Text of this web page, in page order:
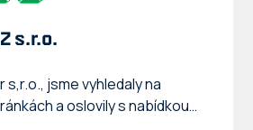
s.r.o.
s,r.o., jsme vyhledaly na
a oslovily s nabídkou